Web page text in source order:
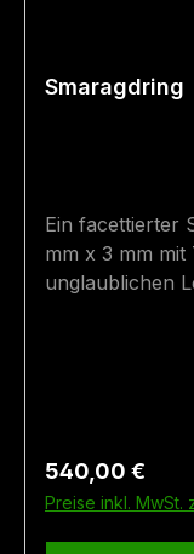
Smaragdring
Ein facettierter
mm x 3 mm mit
unglaublichen
uns. Wir
passenden
Regulärer Preis:
540,00 €
Preise inkl. MwSt.